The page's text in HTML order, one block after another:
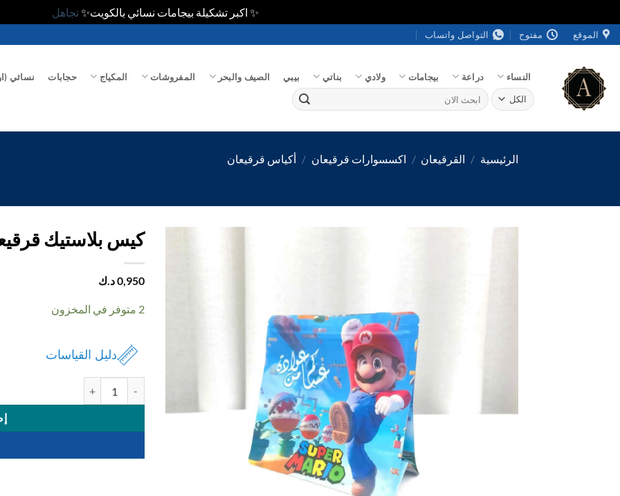
✨ اكبر تشكيلة بيجامات نسائي بالكويت✨تجاهل
تخطي
للمحتوى
الموقع مفتوح التواصل واتساب
النساء دراعة بيجامات ولادي بناتي بيبي الصيف والبحر المفروشات المكياج حجابات نسائي
البحث
عن:
الرئيسية / القرقيعان / اكسسوارات قرقيعان / أكياس قرقيعان
كيس بلاستيك قرقيعان
0,950د.ك
2 متوفر في المخزون
دليل القياسات